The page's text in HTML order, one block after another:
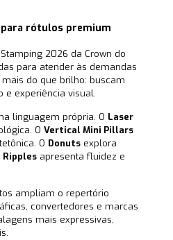
rótulos premium
2026 da Crown do
para atender às demandas
do que brilho: buscam
e experiência visual.
linguagem própria. O Laser
O Vertical Mini Pillars
O Donutsexplora
Ripplesapresenta fluidez e
ampliam o repertório
convertedores e marcas
mais expressivas,